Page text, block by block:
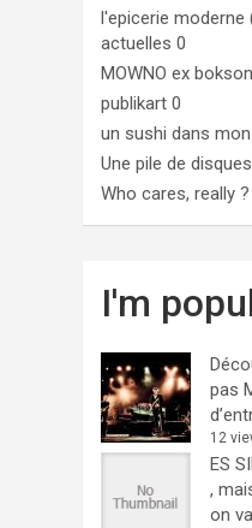
l'epicerie moderne
actuelles 0
MOWNO ex bokson
publikart 0
un sushi dans
Une pile de
Who cares, really ?
I'm
pas
12
ES
,
on